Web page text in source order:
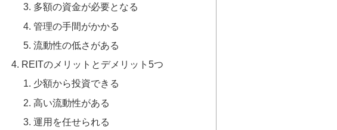
多額の資金が必要となる
管理の手間がかかる
流動性の低さがある
REITのメリットとデメリット5つ
少額から投資できる
高い流動性がある
運用を任せられる